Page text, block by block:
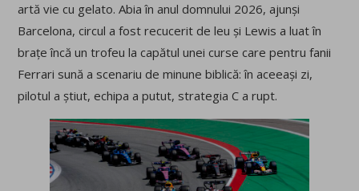
artă vie cu gelato. Abia în anul domnului 2026, ajunși
Barcelona, circul a fost recucerit de leu și Lewis a luat în
brațe încă un trofeu la capătul unei curse care pentru fanii
Ferrari sună a scenariu de minune biblică: în aceeași zi,
pilotul a știut, echipa a putut, strategia C a rupt.